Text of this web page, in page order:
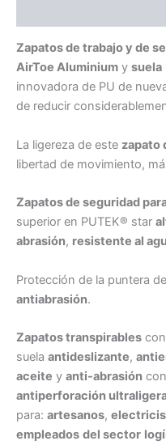
Zapatos de trabajo y de
AirToe Aluminium y suela
innovadora de PU de
de reducir
La ligereza de este zapato
libertad de movimiento,
Zapatos de seguridad
superior en PUTEK® star
abrasión, resistente al
Protección de la puntera
antiabrasión.
Zapatos transpirables con
suela antideslizante,
aceite y anti-abrasión
antiperforación
para: artesanos,
empleados del sector